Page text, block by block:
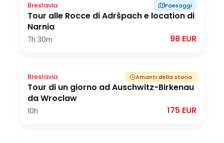
Breslavia Paesaggi
Tour alle Rocce di Adršpach e location di
Narnia
7h 30m 98 EUR
Breslavia Amanti della storia
Tour di un giorno ad Auschwitz-Birkenau
da Wroclaw
10h 175 EUR